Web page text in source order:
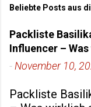
Beliebte Posts aus
Packliste
Influencer –
- November 10,
Packliste